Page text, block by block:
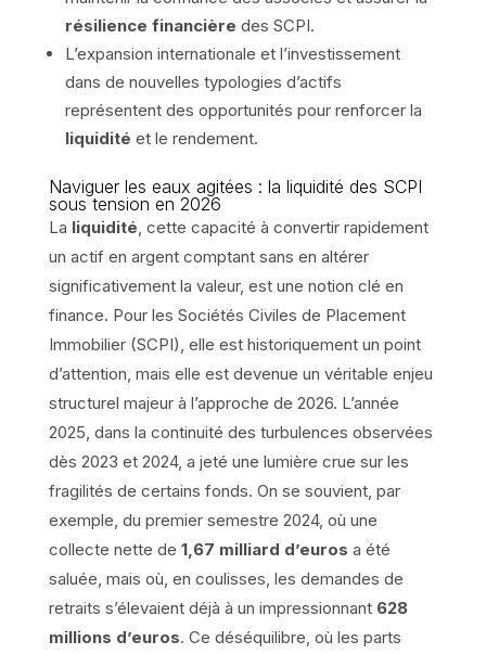
résilience financière des SCPI.
L’expansion internationale et l’investissement
dans de nouvelles typologies d’actifs
représentent des opportunités pour renforcer la
liquidité et le rendement.
Naviguer les eaux agitées : la liquidité des SCPI
sous tension en 2026
La liquidité , cette capacité à convertir rapidement
un actif en argent comptant sans en altérer
significativement la valeur, est une notion clé en
finance. Pour les Sociétés Civiles de Placement
Immobilier (SCPI), elle est historiquement un point
d’attention, mais elle est devenue un véritable enjeu
structurel majeur à l’approche de 2026. L’année
2025, dans la continuité des turbulences observées
dès 2023 et 2024, a jeté une lumière crue sur les
fragilités de certains fonds. On se souvient, par
exemple, du premier semestre 2024, où une
collecte nette de 1,67 milliard d’euros a été
saluée, mais où, en coulisses, les demandes de
retraits s’élevaient déjà à un impressionnant 628
millions d’euros. Ce déséquilibre, où les parts